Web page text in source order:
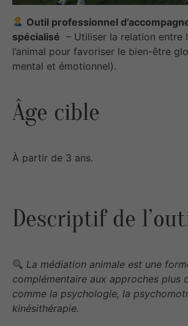
Outil professionnel
spécialisé – Utiliser la relation entre
l’animal pour favoriser le bien-être
mental et émotionnel).
Âge cible
À partir de 3 ans.
Descriptif de
La médiation animale est une
complémentaire aux approches plus
comme la psychologie, la
kinésithérapie.